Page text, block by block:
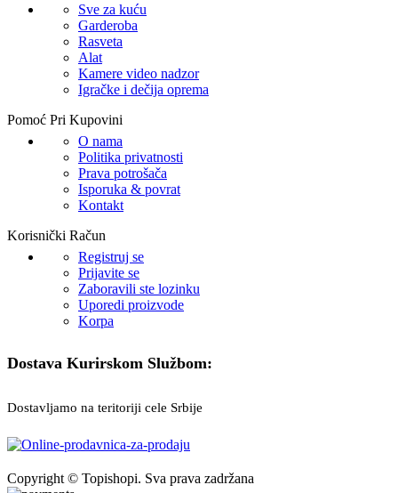
Sve za kuću
Garderoba
Rasveta
Alat
Kamere video nadzor
Igračke i dečija oprema
Pomoć Pri Kupovini
O nama
Politika privatnosti
Prava potrošača
Isporuka & povrat
Kontakt
Korisnički Račun
Registruj se
Prijavite se
Zaboravili ste lozinku
Uporedi proizvode
Korpa
Dostava Kurirskom Službom:
Dostavljamo na teritoriji cele Srbije
Copyright © Topishopi. Sva prava zadržana